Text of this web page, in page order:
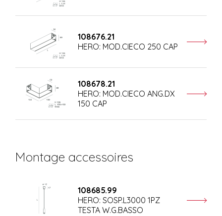
108676.21
HERO: MOD.CIECO 250 CAP
108678.21
HERO: MOD.CIECO ANG.DX
150 CAP
Montage accessoires
108685.99
HERO: SOSP.L3000 1PZ
TESTA W.G.BASSO